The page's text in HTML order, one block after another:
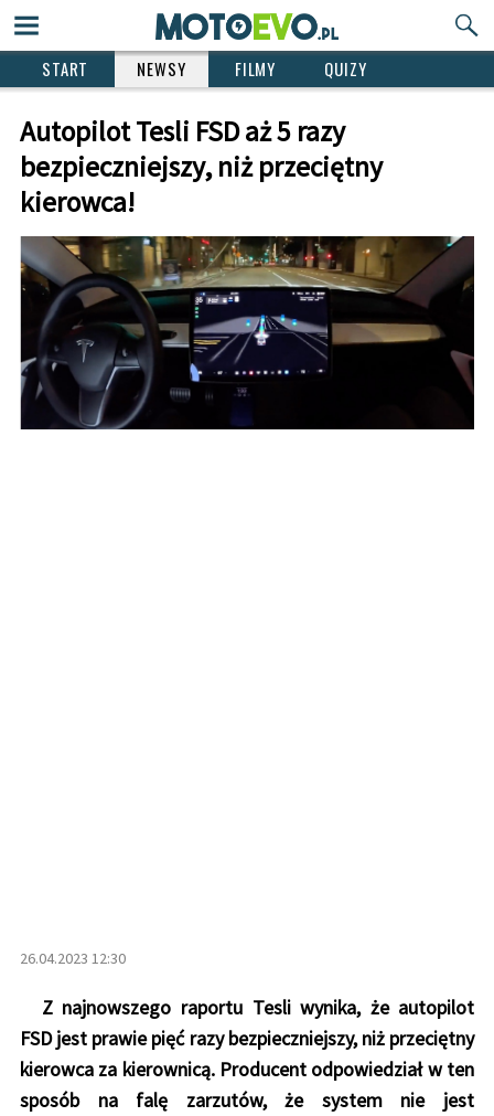
START NEWSY FILMY QUIZY
Autopilot Tesli FSD aż 5 razy
bezpieczniejszy, niż przeciętny
kierowca!
26.04.2023 12:30
Z najnowszego raportu Tesli wynika, że autopilot
FSD jest prawie pięć razy bezpieczniejszy, niż przeciętny
kierowca za kierownicą. Producent odpowiedział w ten
sposób na falę zarzutów, że system nie jest